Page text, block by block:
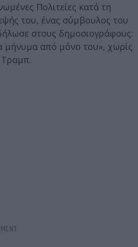
Πολιτείες κατά τη
του, ένας σύμβουλος του
στους δημοσιογράφους:
μήνυμα από μόνο του», χωρίς
Τραμπ.